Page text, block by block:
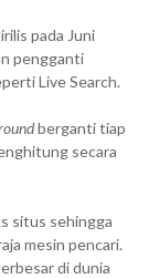
pada Juni
pengganti
Live Search.
berganti tiap
secara
situs sehingga
mesin pencari.
di dunia